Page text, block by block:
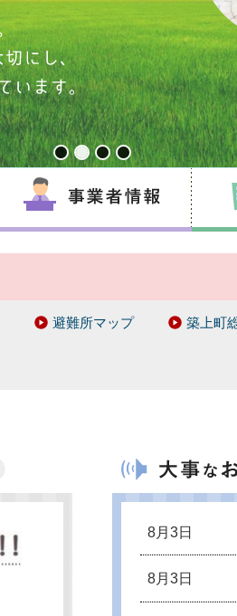
避難所マップ 築上町
8月3日
8月3日